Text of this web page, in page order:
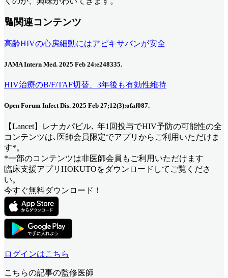
🔢関連コンテンツ
高齢HIVの心房細動にはアピキサバンが安全
JAMA Intern Med. 2025 Feb 24:e248335.
HIV治療のB/F/TAF切替、3年後も有効性維持
Open Forum Infect Dis. 2025 Feb 27;12(3):ofaf087.
【Lancet】レナカパビル､ 年1回投与でHIV予防の可能性の全
コンテンツは､医師会員限定でアプリからご利用いただけま
す*。
*一部のコンテンツは非医師会員もご利用いただけます
臨床支援アプリHOKUTOをダウンロードしてご覧くださ
い。
今すぐ無料ダウンロード！
ログインはこちら
こちらの記事の監修医師